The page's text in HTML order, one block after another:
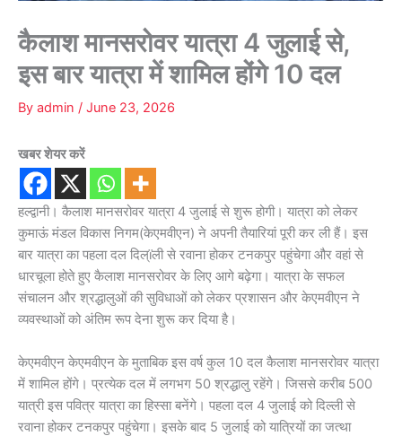
कैलाश मानसरोवर यात्रा 4 जुलाई से,
इस बार यात्रा में शामिल होंगे 10 दल
By admin / June 23, 2026
खबर शेयर करें
हल्द्वानी। कैलाश मानसरोवर यात्रा 4 जुलाई से शुरू होगी। यात्रा को लेकर
कुमाऊं मंडल विकास निगम(केएमवीएन) ने अपनी तैयारियां पूरी कर ली हैं। इस
बार यात्रा का पहला दल दिल्ïली से रवाना होकर टनकपुर पहुंचेगा और वहां से
धारचूला होते हुए कैलाश मानसरोवर के लिए आगे बढ़ेगा। यात्रा के सफल
संचालन और श्रद्धालुओं की सुविधाओं को लेकर प्रशासन और केएमवीएन ने
व्यवस्थाओं को अंतिम रूप देना शुरू कर दिया है।
केएमवीएन केएमवीएन के मुताबिक इस वर्ष कुल 10 दल कैलाश मानसरोवर यात्रा
में शामिल होंगे। प्रत्येक दल में लगभग 50 श्रद्धालु रहेंगे। जिससे करीब 500
यात्री इस पवित्र यात्रा का हिस्सा बनेंगे। पहला दल 4 जुलाई को दिल्ली से
रवाना होकर टनकपुर पहुंचेगा। इसके बाद 5 जुलाई को यात्रियों का जत्था